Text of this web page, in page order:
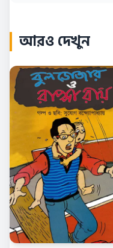
আরও দেখুন